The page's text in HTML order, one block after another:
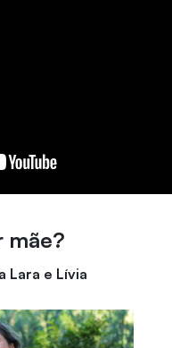
mãe?
Lara e Lívia